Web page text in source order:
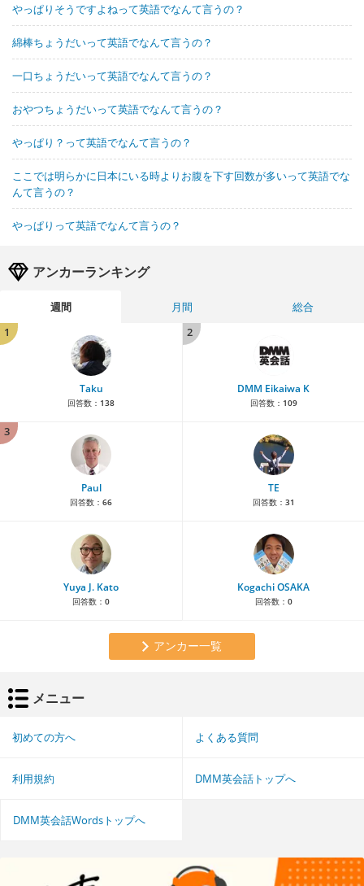
やっぱりそうですよねって英語でなんて言うの？
綿棒ちょうだいって英語でなんて言うの？
一口ちょうだいって英語でなんて言うの？
おやつちょうだいって英語でなんて言うの？
やっぱり？って英語でなんて言うの？
ここでは明らかに日本にいる時よりお腹を下す回数が多いって英語でな
んて言うの？
やっぱりって英語でなんて言うの？
アンカーランキング
週間 月間
総合
1
Taku
回答数： 138
2
DMM Eikaiwa K
回答数： 109
3
Paul
回答数： 66
TE
回答数： 31
Yuya J. Kato
回答数： 0
Kogachi OSAKA
回答数： 0
アンカー一覧
メニュー
初めての方へ よくある質問
利用規約 DMM英会話トップへ
DMM英会話Wordsトップへ